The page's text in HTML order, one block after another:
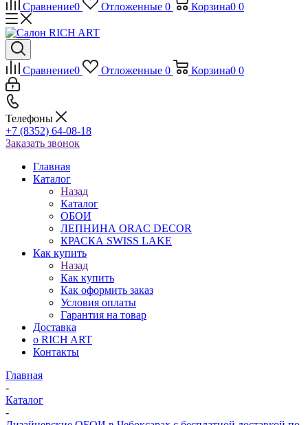
Сравнение0 Отложенные 0 Корзина0 0
Сравнение0 Отложенные 0 Корзина0 0
Телефоны
+7 (8352) 64-08-18
Заказать звонок
Главная
Каталог
Назад
Каталог
ОБОИ
ЛЕПНИНА ORAC DECOR
КРАСКА SWISS LAKE
Как купить
Назад
Как купить
Как оформить заказ
Условия оплаты
Гарантия на товар
Доставка
о RICH ART
Контакты
Главная
-
Каталог
-